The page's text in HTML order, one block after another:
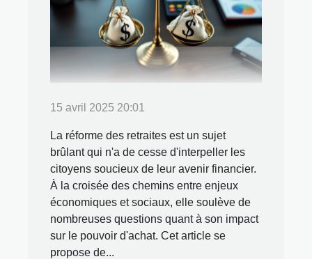
15 avril 2025 20:01
La réforme des retraites est un sujet
brûlant qui n'a de cesse d'interpeller les
citoyens soucieux de leur avenir financier.
À la croisée des chemins entre enjeux
économiques et sociaux, elle soulève de
nombreuses questions quant à son impact
sur le pouvoir d'achat. Cet article se
propose de...